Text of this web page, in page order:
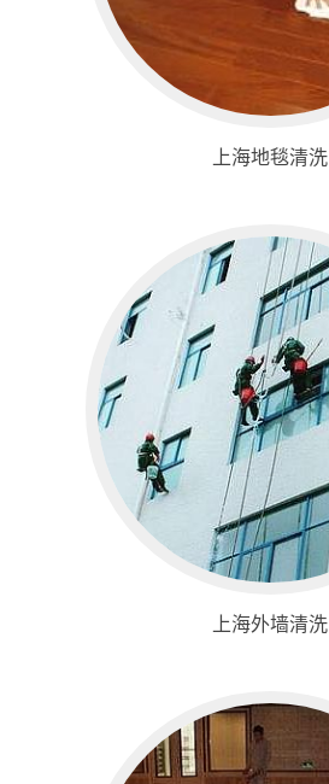
上海地毯清洗
上海外墙清洗